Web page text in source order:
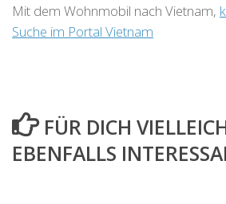
Mit dem Wohnmobil nach Vietnam,
Suche im Portal Vietnam
FÜR DICH
EBENFALLS